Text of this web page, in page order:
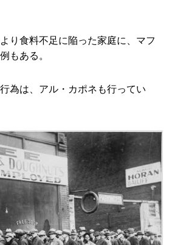
り食料不足に陥った家庭に、マフ
もある。
為は、アル・カポネも行ってい